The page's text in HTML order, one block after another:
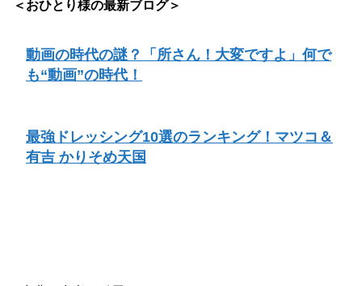
＜おひとり様の最新ブログ＞
動画の時代の謎？「所さん！大変ですよ」何で
も“動画”の時代！
最強ドレッシング10選のランキング！マツコ＆
有吉 かりそめ天国